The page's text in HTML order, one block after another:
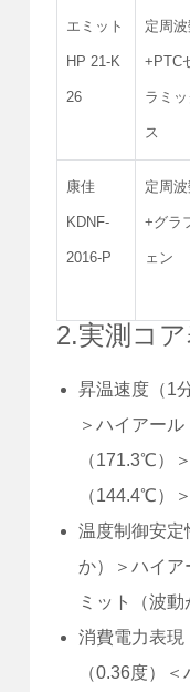
エミット
HP 21-K
26
定周波
+PTC
ラミッ
ス
康佳
KDNF-
2016-P
定周波
+グラ
ェン
2.実測コ
昇温速度（1
＞ハイアー
（171.3℃）
（144.4℃）
温度制御安定
か）＞ハイア
ミット（波動
消費電力表現
（0.36度）